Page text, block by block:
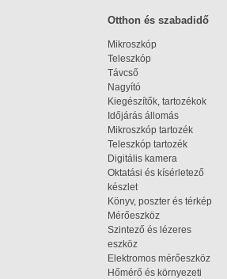
Otthon és szabadidő
Mikroszkóp
Teleszkóp
Távcső
Nagyító
Kiegészítők, tartozékok
Időjárás állomás
Mikroszkóp tartozék
Teleszkóp tartozék
Digitális kamera
Oktatási és kísérletező
készlet
Könyv, poszter és térkép
Mérőeszköz
Szintező és lézeres
eszköz
Elektromos mérőeszköz
Hőmérő és környezeti